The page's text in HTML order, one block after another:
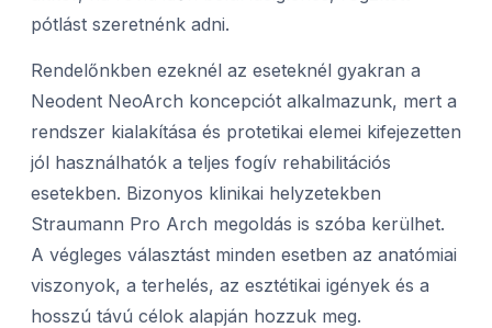
pótlást szeretnénk adni.
Rendelőnkben ezeknél az eseteknél gyakran a
Neodent NeoArch koncepciót alkalmazunk, mert a
rendszer kialakítása és protetikai elemei kifejezetten
jól használhatók a teljes fogív rehabilitációs
esetekben. Bizonyos klinikai helyzetekben
Straumann Pro Arch megoldás is szóba kerülhet.
A végleges választást minden esetben az anatómiai
viszonyok, a terhelés, az esztétikai igények és a
hosszú távú célok alapján hozzuk meg.